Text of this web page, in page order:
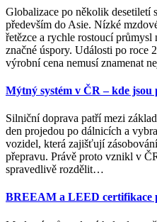
Globalizace po několik desetiletí
především do Asie. Nízké
řetězce a rychle rostoucí
značné úspory. Události po roce
výrobní cena nemusí znamenat
Mýtný systém v ČR – kde
Silniční doprava patří mezi
den projedou po dálnicích a
vozidel, která zajišťují
přepravu. Právě proto vznikl v
spravedlivě rozdělit…
BREEAM a LEED certifikace